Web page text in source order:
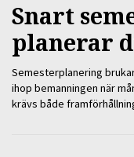
Snart
planerar
Semesterplanering
ihop bemanningen när
krävs både